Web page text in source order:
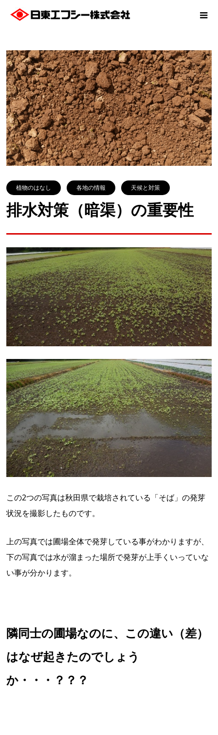
植物のはなし 各地の情報 天候と対策
排水対策（暗渠）の重要性
この2つの写真は秋田県で栽培されている「そば」の発芽
状況を撮影したものです。
上の写真では圃場全体で発芽している事がわかりますが、
下の写真では水が溜まった場所で発芽が上手くいっていな
い事が分かります。
隣同士の圃場なのに、この違い（差）
はなぜ起きたのでしょう
か・・・？？？